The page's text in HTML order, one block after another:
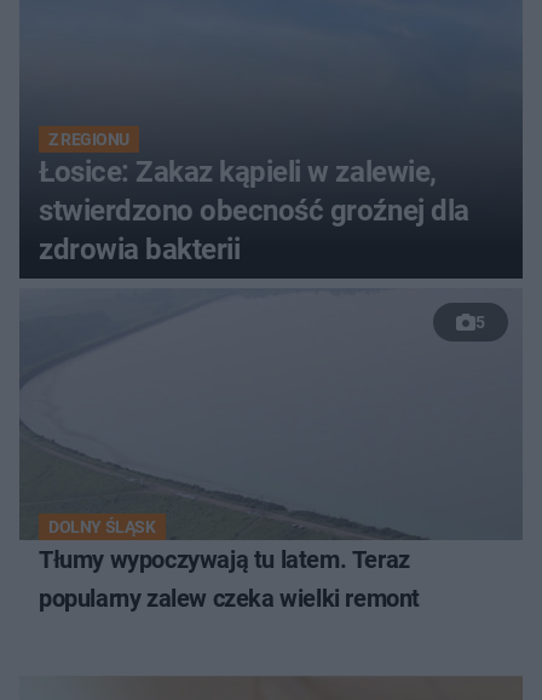
Z REGIONU
Łosice: Zakaz kąpieli w zalewie,
stwierdzono obecność groźnej dla
zdrowia bakterii
5
DOLNY ŚLĄSK
Tłumy wypoczywają tu latem. Teraz
popularny zalew czeka wielki remont